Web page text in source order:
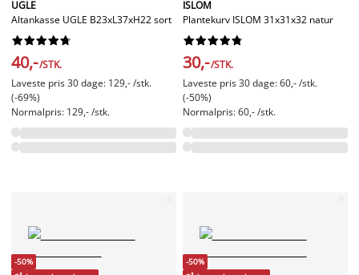
UGLE
Altankasse UGLE B23xL37xH22 sort






40,-/STK.
Laveste pris 30 dage: 129,- /stk.
(-69%)
Normalpris: 129,- /stk.
ISLOM
Plantekurv ISLOM 31x31x32 natur






30,-/STK.
Laveste pris 30 dage: 60,- /stk.
(-50%)
Normalpris: 60,- /stk.
-50%
-50%